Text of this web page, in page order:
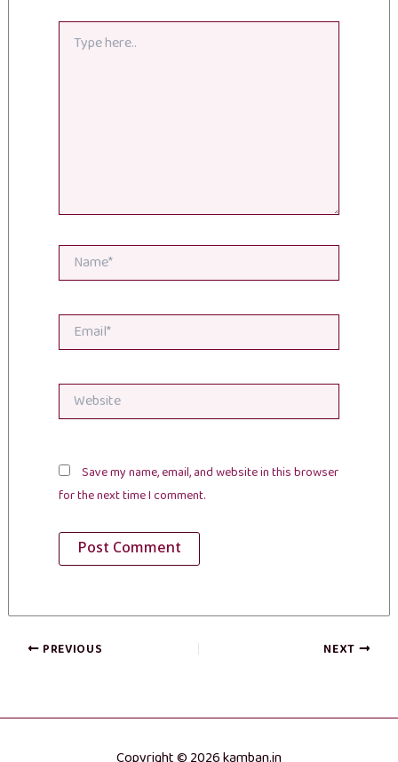
here..
Name*
Email*
Website
Save my name, email, and website in this browser
for the next time I comment.
PREVIOUS NEXT